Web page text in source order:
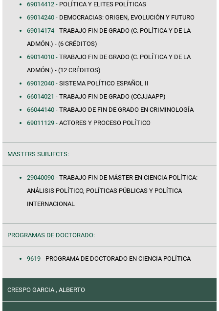
69014412 - POLÍTICA Y ELITES POLÍTICAS
69014240 - DEMOCRACIAS: ORIGEN, EVOLUCIÓN Y FUTURO
69014174 - TRABAJO FIN DE GRADO (C. POLÍTICA Y DE LA
ADMÓN.) - (6 CRÉDITOS)
69014010 - TRABAJO FIN DE GRADO (C. POLÍTICA Y DE LA
ADMÓN.) - (12 CRÉDITOS)
69012040 - SISTEMA POLÍTICO ESPAÑOL II
66014021 - TRABAJO FIN DE GRADO (CCJJAAPP)
66044140 - TRABAJO DE FIN DE GRADO EN CRIMINOLOGÍA
69011129 - ACTORES Y PROCESO POLÍTICO
MASTERS SUBJECTS:
29040090 - TRABAJO FIN DE MÁSTER EN CIENCIA POLÍTICA:
ANÁLISIS POLÍTICO, POLÍTICAS PÚBLICAS Y POLÍTICA
INTERNACIONAL
PROGRAMAS DE DOCTORADO:
9619 - PROGRAMA DE DOCTORADO EN CIENCIA POLÍTICA
CRESPO GARCIA , ALBERTO